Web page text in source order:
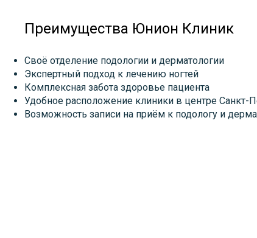
Преимущества Юнион Клиник
Своё отделение подологии и дерматологии
Экспертный подход к лечению ногтей
Комплексная забота здоровье пациента
Удобное расположение клиники в центре Санкт-
Возможность записи на приём к подологу и